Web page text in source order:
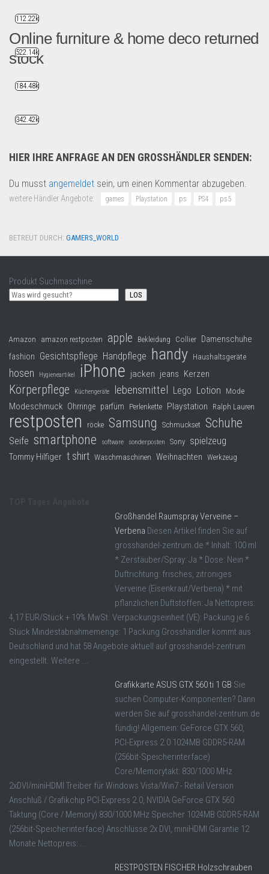
Online furniture & home deco returned
stock
Online furniture returned ...
HIER IHRE ANFRAGE AN DEN GROSSHÄNDLER SENDEN:
Du musst angemeldet sein, um einen Kommentar abzugeben.
weitere Händler Angebote: games Playstation ps PS4 ps5
BETREUT DURCH: GAMERS_WORLD ·
Produkt Suchmaschine
LOS
Amazon amazon restposten apple Bekleidung Collier Damenschuhe
fashion Gesichtspflege Handpflege handy Haushaltsgeräte
hosen Hygieneartikel iPhone jacken jeans Kerzen
Körperpflege Küchengeräte lebensmittel Lego Lotion Mode
Modeschmuck Ohrringe parfüm Perlenkette Playstation Ralph Lauren
restposten röcke Samsung Schmuckset Schuhe
Seife smartphone software sonderposten Sony spielzeug
Tommy Hilfiger t shirt Waschmaschinen Weihnachten Werkzeug
Großhandel Raumspray Verveine –
Verbena Diesen Artikel finden Sie auf
grosshandel-zentrum.de * Inhalt: 100 ml
* Zerstäuber/Spray: Ja * Dose: Nein *
Duftrichtung: frisches, zitroniges
Verveine (Eisenkraut/Verbena) * mit
pflanzlichen Duftstoffen: Ja Nettopreis:
4,17 EUR/Stück + 19% MwSt. Verpackungseinheit (VE): Packung je 6
Stück Mindestabnahmemenge: 1 Packung Grosshändler kommt aus
Deutschland und hat 58 Angebote aktuell auf grosshandel-zentrum
eingestellt. Weitere ...
Grafikkarte ASUS GTX 560 ti 1 GB Sie
suchen Computer-Komponenten? Dann
werden Sie auf grosshandel-zentrum.de
fündig! Allgemein: GeForce GTX 560,
PCI-Express 2.0 1024MB GDDR5-RAM
(256bit-Speicherinterface)
Core/Memorytakt: 830/1000 MHz
2xDVI/miniHDMI Treiber für Windows Vista/Win7 - Retail Version
Anschluß / Grafikchip PCI-Express 2.0, NVIDIA GeForce GTX 560
Taktung (Core / Memory) 830/1000 MHz Speicher 1024MB GDDR5-RAM
(256bit-Speicherinterface) Anschlüsse 2x DVI, miniHDMI Garantie 12
Monate Nettopreis: ...
RESTPOSTEN FISCHER Holzschrauben
112.22k
522.14k
184.48k
342.42k